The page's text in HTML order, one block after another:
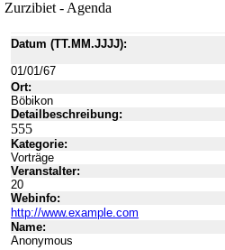
Zurzibiet - Agenda
Datum (TT.MM.JJJJ):
01/01/67
Ort:
Böbikon
Detailbeschreibung:
555
Kategorie:
Vorträge
Veranstalter:
20
Webinfo:
http://www.example.com
Name:
Anonymous